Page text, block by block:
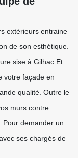
extérieurs entraine
de son esthétique.
sise à Gilhac Et
votre façade en
qualité. Outre le
murs contre
Pour demander un
ses chargés de